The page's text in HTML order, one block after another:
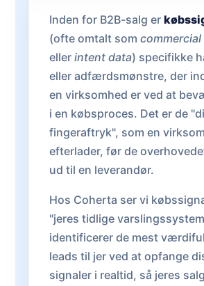
Inden for B2B-salg er
(ofte omtalt som
eller intent data) specifikke
eller adfærdsmønstre, der
en virksomhed er ved at
i en købsproces. Det er de
fingeraftryk", som en
efterlader, før de
ud til en leverandør.
Hos Coherta ser vi
"jeres tidlige
identificerer de mest
leads til jer ved at opfange
signaler i realtid, så jeres